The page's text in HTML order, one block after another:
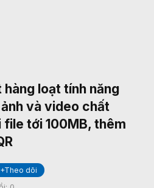
loạt tính năng
và video chất
tới 100MB, thêm
+Theo dõi